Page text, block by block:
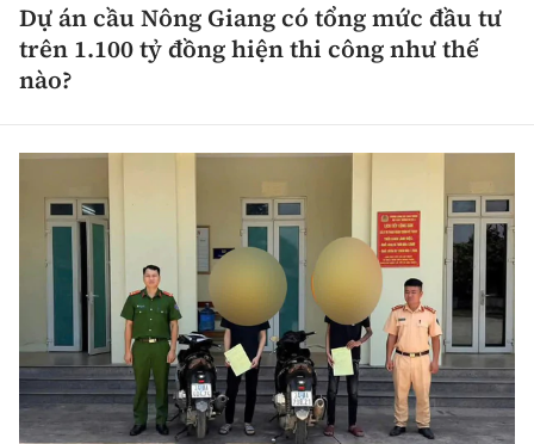
Dự án cầu Nông Giang có tổng mức đầu tư
trên 1.100 tỷ đồng hiện thi công như thế
nào?